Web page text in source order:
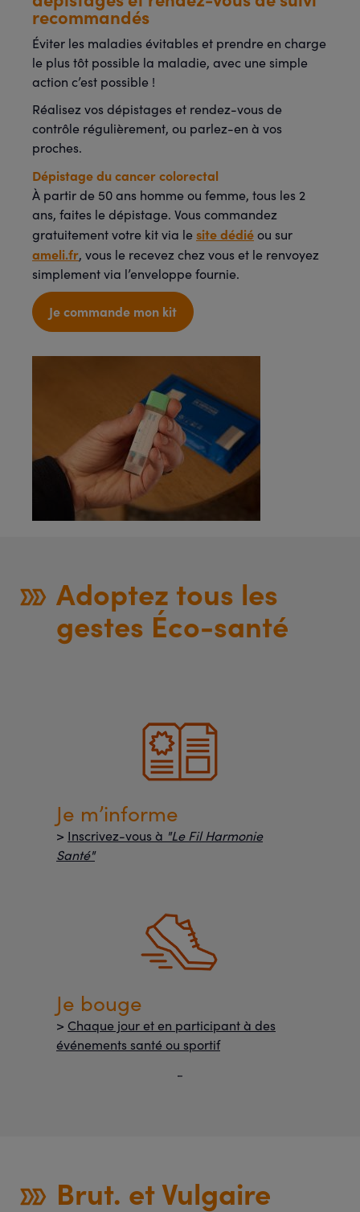
recommandés
Éviter les maladies évitables et prendre en charge
le plus tôt possible la maladie, avec une simple
action c’est possible !
Réalisez vos dépistages et rendez-vous de
contrôle régulièrement, ou parlez-en à vos
proches.
Dépistage du cancer colorectal
À partir de 50 ans homme ou femme, tous les 2
ans, faites le dépistage. Vous commandez
gratuitement votre kit via lesite dédiéou sur
ameli.fr, vous le recevez chez vous et le renvoyez
simplement via l’enveloppe fournie.
Je commande mon kit
Adoptez tous les
gestes Éco-santé
Je m’informe
> Inscrivez-vous à "Le Fil Harmonie
Santé"
Je bouge
> Chaque jour et en participant à des
événements santé ou sportif
Brut. et Vulgaire